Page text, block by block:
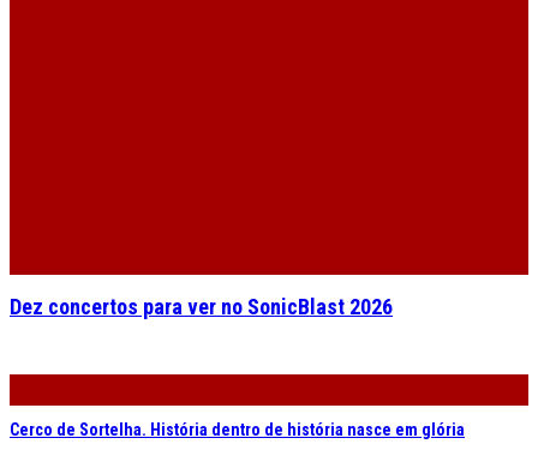
Dez concertos para ver no SonicBlast 2026
Cerco de Sortelha. História dentro de história nasce em glória